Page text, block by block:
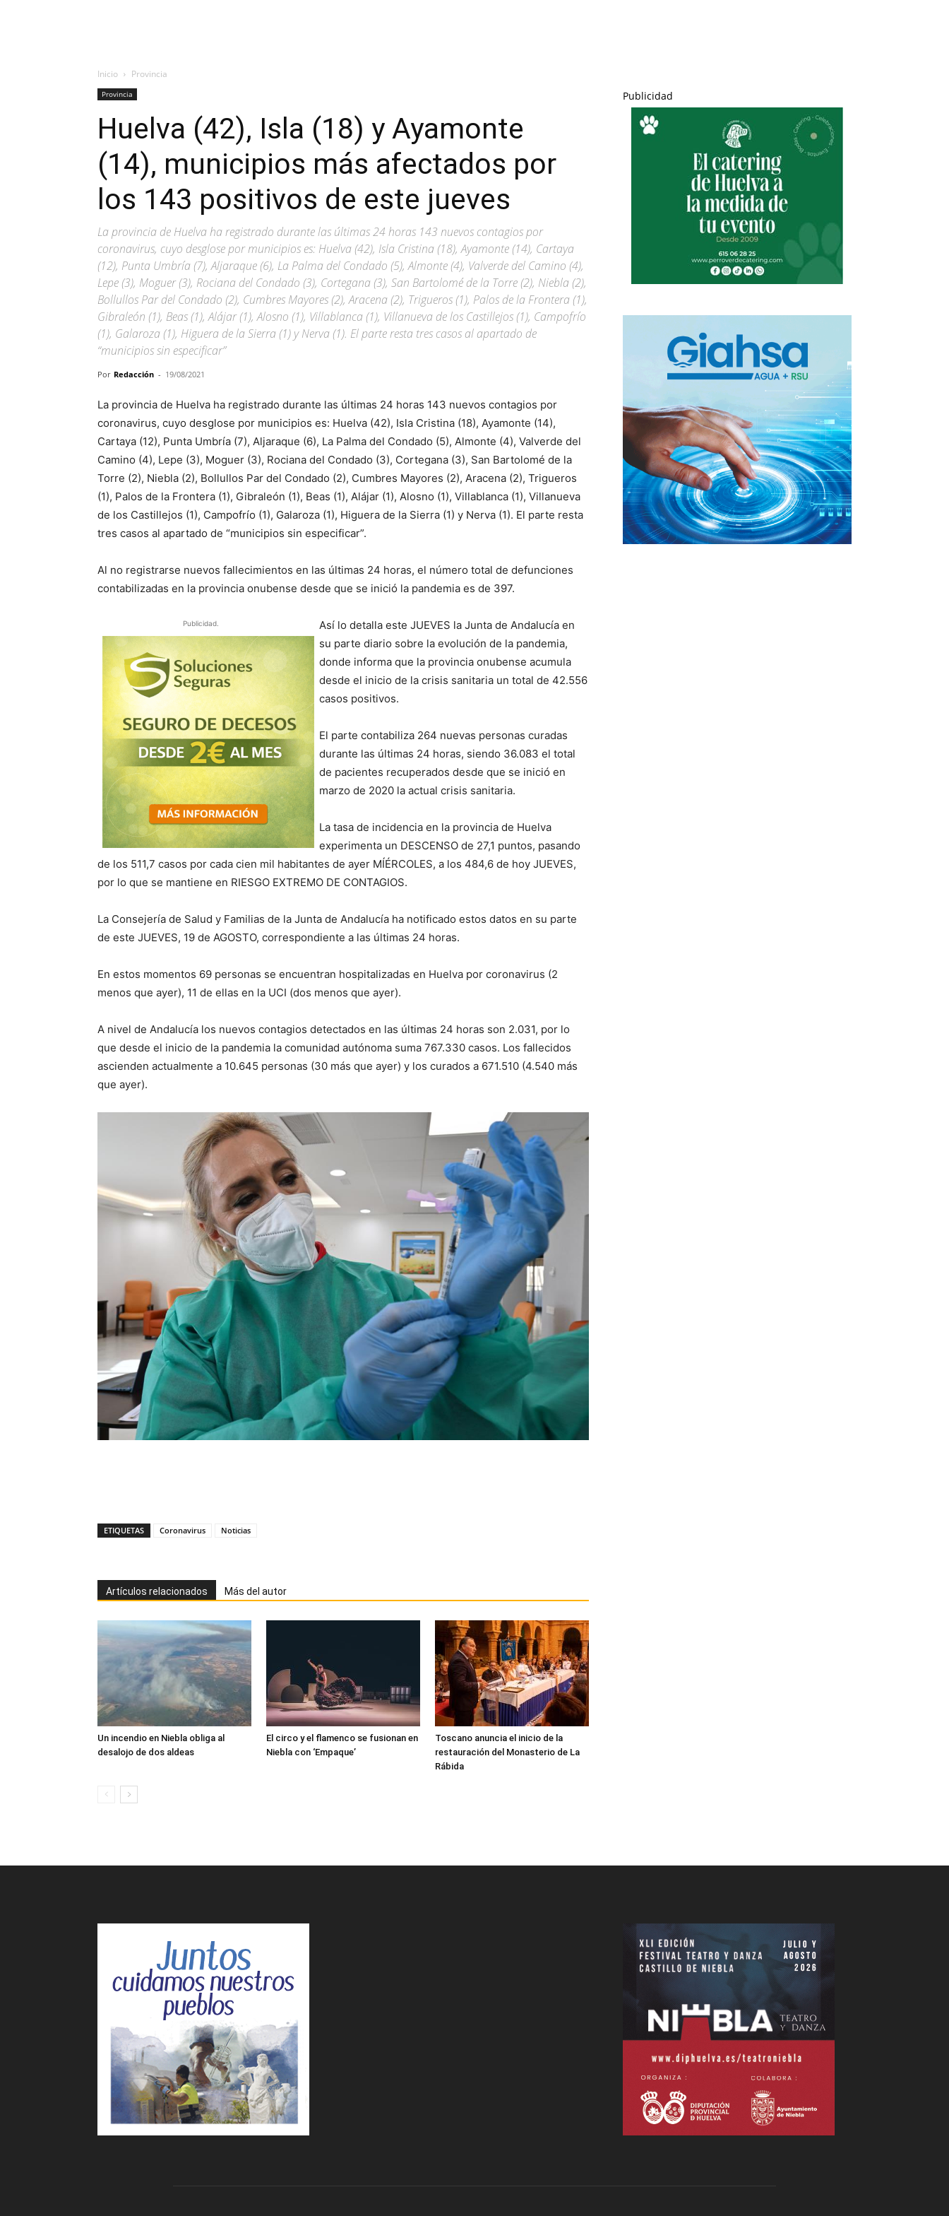
Inicio Provincia
Provincia
Huelva (42), Isla (18) y Ayamonte
(14), municipios más afectados por
los 143 positivos de este jueves
La provincia de Huelva ha registrado durante las últimas 24 horas 143 nuevos contagios por
coronavirus, cuyo desglose por municipios es: Huelva (42), Isla Cristina (18), Ayamonte (14), Cartaya
(12), Punta Umbría (7), Aljaraque (6), La Palma del Condado (5), Almonte (4), Valverde del Camino (4),
Lepe (3), Moguer (3), Rociana del Condado (3), Cortegana (3), San Bartolomé de la Torre (2), Niebla (2),
Bollullos Par del Condado (2), Cumbres Mayores (2), Aracena (2), Trigueros (1), Palos de la Frontera (1),
Gibraleón (1), Beas (1), Alájar (1), Alosno (1), Villablanca (1), Villanueva de los Castillejos (1), Campofrío
(1), Galaroza (1), Higuera de la Sierra (1) y Nerva (1). El parte resta tres casos al apartado de
“municipios sin especificar”
Por Redacción - 19/08/2021
La provincia de Huelva ha registrado durante las últimas 24 horas 143 nuevos contagios por
coronavirus, cuyo desglose por municipios es: Huelva (42), Isla Cristina (18), Ayamonte (14),
Cartaya (12), Punta Umbría (7), Aljaraque (6), La Palma del Condado (5), Almonte (4), Valverde del
Camino (4), Lepe (3), Moguer (3), Rociana del Condado (3), Cortegana (3), San Bartolomé de la
Torre (2), Niebla (2), Bollullos Par del Condado (2), Cumbres Mayores (2), Aracena (2), Trigueros
(1), Palos de la Frontera (1), Gibraleón (1), Beas (1), Alájar (1), Alosno (1), Villablanca (1), Villanueva
de los Castillejos (1), Campofrío (1), Galaroza (1), Higuera de la Sierra (1) y Nerva (1). El parte resta
tres casos al apartado de “municipios sin especificar”.
Al no registrarse nuevos fallecimientos en las últimas 24 horas, el número total de defunciones
contabilizadas en la provincia onubense desde que se inició la pandemia es de 397.
Publicidad.
Así lo detalla este JUEVES la Junta de Andalucía en
su parte diario sobre la evolución de la pandemia,
donde informa que la provincia onubense acumula
desde el inicio de la crisis sanitaria un total de 42.556
casos positivos.
El parte contabiliza 264 nuevas personas curadas
durante las últimas 24 horas, siendo 36.083 el total
de pacientes recuperados desde que se inició en
marzo de 2020 la actual crisis sanitaria.
La tasa de incidencia en la provincia de Huelva
experimenta un DESCENSO de 27,1 puntos, pasando
de los 511,7 casos por cada cien mil habitantes de ayer MÍÉRCOLES, a los 484,6 de hoy JUEVES,
por lo que se mantiene en RIESGO EXTREMO DE CONTAGIOS.
La Consejería de Salud y Familias de la Junta de Andalucía ha notificado estos datos en su parte
de este JUEVES, 19 de AGOSTO, correspondiente a las últimas 24 horas.
En estos momentos 69 personas se encuentran hospitalizadas en Huelva por coronavirus (2
menos que ayer), 11 de ellas en la UCI (dos menos que ayer).
A nivel de Andalucía los nuevos contagios detectados en las últimas 24 horas son 2.031, por lo
que desde el inicio de la pandemia la comunidad autónoma suma 767.330 casos. Los fallecidos
ascienden actualmente a 10.645 personas (30 más que ayer) y los curados a 671.510 (4.540 más
que ayer).
ETIQUETAS Coronavirus Noticias
Artículos relacionados Más del autor
Un incendio en Niebla obliga al
desalojo de dos aldeas
El circo y el flamenco se fusionan en
Niebla con ‘Empaque’
Toscano anuncia el inicio de la
restauración del Monasterio de La
Rábida
Publicidad